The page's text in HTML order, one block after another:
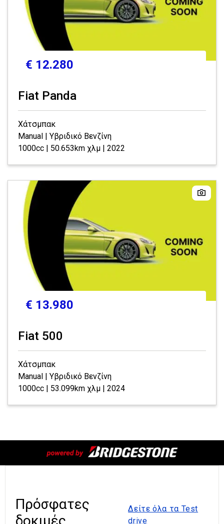
€ 12.280
Fiat Panda
Χάτσμπακ
Manual | Υβριδικό Βενζίνη
1000cc | 50.653km χλμ | 2022
€ 13.980
Fiat 500
Χάτσμπακ
Manual | Υβριδικό Βενζίνη
1000cc | 53.099km χλμ | 2024
Πρόσφατες
Δείτε όλα τα Test
drive